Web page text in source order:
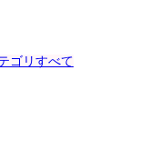
ゴリすべて